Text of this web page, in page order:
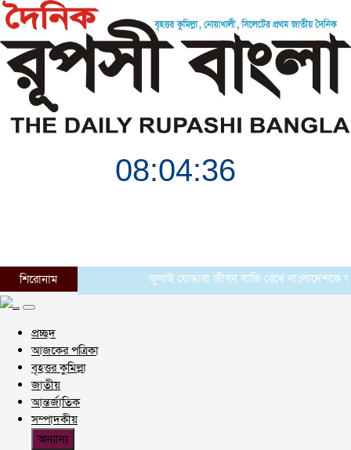
শিরোনাম জুলাই যোদ্ধারা জীবন বাজি রেখে বাংলাদেশকে
প্রচ্ছদ
আজকের পত্রিকা
বৃহত্তর কুমিল্লা
জাতীয়
আন্তর্জাতিক
সম্পাদকীয়
অন্যান্য